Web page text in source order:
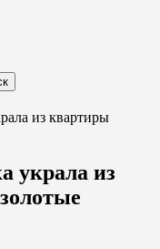
из квартиры
украла из